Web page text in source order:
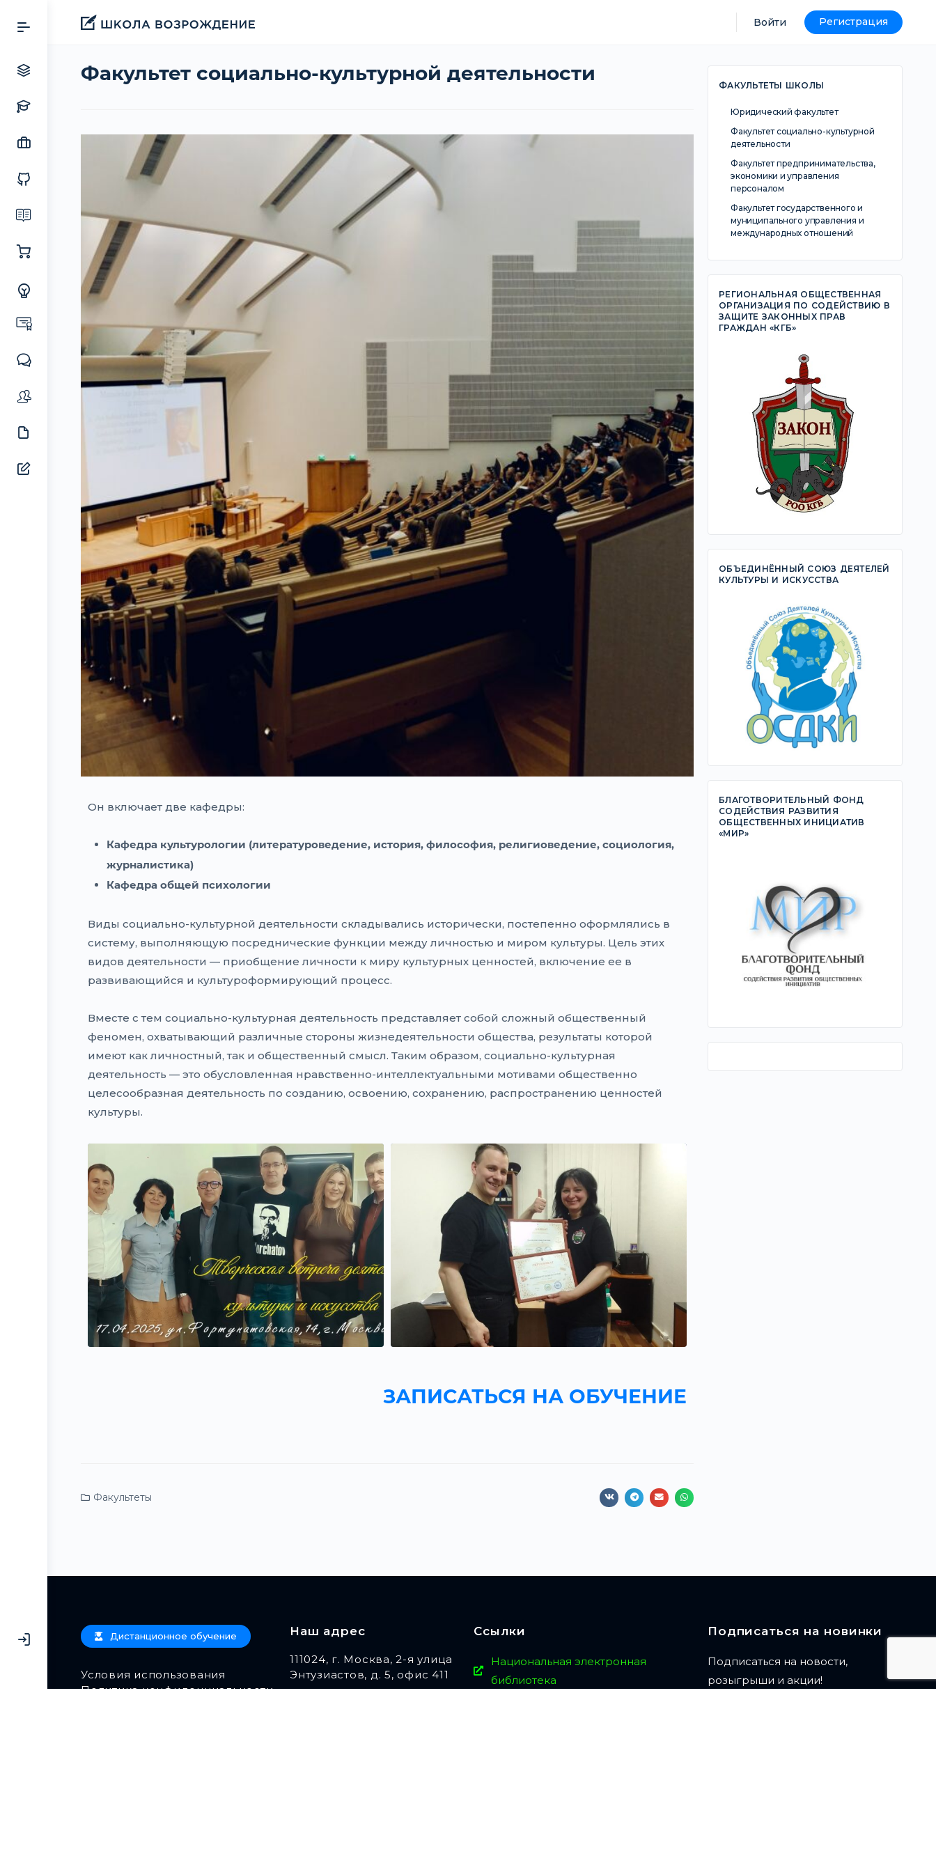
Войти Регистрация
Факультет социально-культурной деятельности
Он включает две кафедры:
Кафедра культурологии (литературоведение, история, философия, религиоведение, социология,
журналистика)
Кафедра общей психологии
Виды социально-культурной деятельности складывались ис­торически, постепенно оформлялись в
систему, выполняющую посреднические функции между личностью и миром культуры. Цель этих
видов деятельности — приобщение личности к миру культурных ценностей, включение ее в
развивающийся и культуроформирующий процесс.
Вместе с тем социально-культурная деятельность представляет собой слож­ный общественный
феномен, охватывающий различные стороны жизнедеятельности общества, результаты которой
имеют как личностный, так и общественный смысл. Таким образом, соци­ально-культурная
деятельность — это обусловленная нравствен­но-интеллектуальными мотивами общественно
целесообразная деятельность по созданию, освоению, сохранению, распростра­нению ценностей
культуры.
ЗАПИСАТЬСЯ НА ОБУЧЕНИЕ
Факультеты
ФАКУЛЬТЕТЫ ШКОЛЫ
Юридический факультет
Факультет социально-культурной
деятельности
Факультет предпринимательства,
экономики и управления
персоналом
Факультет государственного и
муниципального управления и
международных отношений
РЕГИОНАЛЬНАЯ ОБЩЕСТВЕННАЯ
ОРГАНИЗАЦИЯ ПО СОДЕЙСТВИЮ В
ЗАЩИТЕ ЗАКОННЫХ ПРАВ
ГРАЖДАН «КГБ»
ОБЪЕДИНЁННЫЙ СОЮЗ ДЕЯТЕЛЕЙ
КУЛЬТУРЫ И ИСКУССТВА
БЛАГОТВОРИТЕЛЬНЫЙ ФОНД
СОДЕЙСТВИЯ РАЗВИТИЯ
ОБЩЕСТВЕННЫХ ИНИЦИАТИВ
«МИР»
Дистанционное обучение
Условия использования
Политика конфиденциальности
Наш адрес
111024, г. Москва, 2-я улица
Энтузиастов, д. 5, офис 411
Ссылки
Национальная электронная
библиотека
Подписаться на новинки
Подписаться на новости,
розыгрыши и акции!